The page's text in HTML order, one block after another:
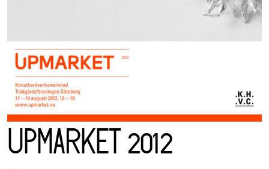
UPMARKET 2012